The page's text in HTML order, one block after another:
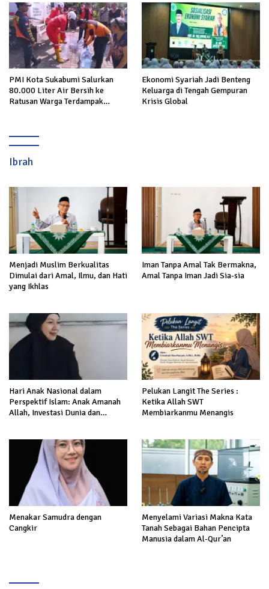
Mesin Politik di TOP PKS
Sukabumi
PMI Kota Sukabumi Salurkan
80.000 Liter Air Bersih ke
Ratusan Warga Terdampak
Ekonomi Syariah Jadi Benteng
Keluarga di Tengah Gempuran
Krisis Global
Ibrah
Menjadi Muslim Berkualitas
Dimulai dari Amal, Ilmu, dan Hati
yang Ikhlas
Iman Tanpa Amal Tak Bermakna,
Amal Tanpa Iman Jadi Sia-sia
Hari Anak Nasional dalam
Perspektif Islam: Anak Amanah
Allah, Investasi Dunia dan
Pelukan Langit The Series :
Ketika Allah SWT
Membiarkanmu Menangis
Menakar Samudra dengan
Cangkir
Menyelami Variasi Makna Kata
Tanah Sebagai Bahan Pencipta
Manusia dalam Al-Qur’an